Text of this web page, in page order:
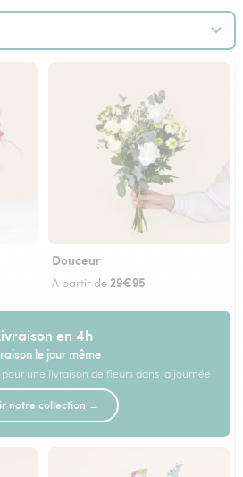
Douceur
À partir de 29€95
en 4h
le jour même
une livraison de fleurs dans la journée
notre collection →